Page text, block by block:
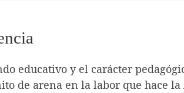
educativo y el carácter
de arena en la labor que hace la